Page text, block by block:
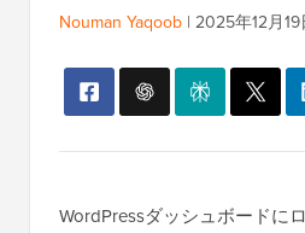
Nouman Yaqoob | 2025年12月19
WordPressダッシュボードに